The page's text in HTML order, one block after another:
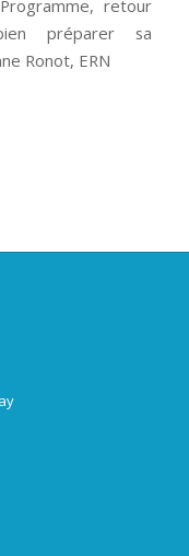
retour
préparer sa
Ronot, ERN